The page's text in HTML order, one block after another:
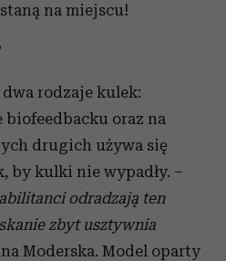
na miejscu!
rodzaje kulek:
biofeedbacku oraz na
drugich używa się
by kulki nie wypadły. –
odradzają ten
zbyt usztywnia
Moderska. Model oparty